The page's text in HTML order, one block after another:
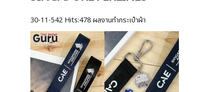
30-11-542 Hits:478 ผลงานทำกระเป๋าผ้า